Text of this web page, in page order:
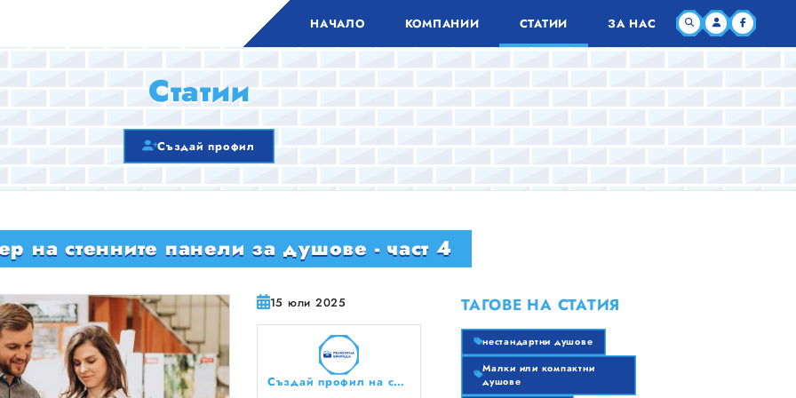
НАЧАЛО КОМПАНИИ СТАТИИ ЗА НАС
Статии
Създай профил
на стенните панели за душове - част 4
15 юли 2025
Създай профил на своя строителен бизнес тук безплатно!
ТАГОВЕ НА СТАТИЯ
нестандартни душове
Малки или компактни
душове